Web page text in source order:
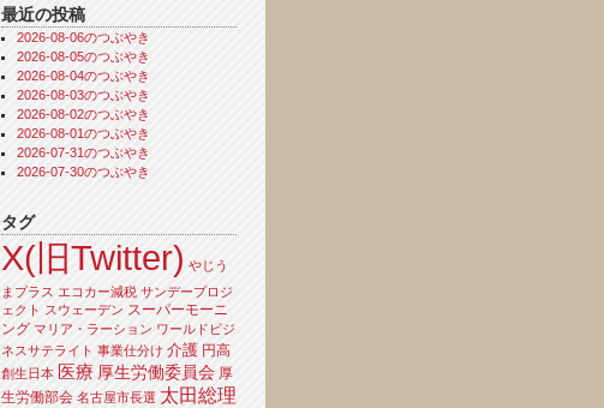
最近の投稿
2026-08-06のつぶやき
2026-08-05のつぶやき
2026-08-04のつぶやき
2026-08-03のつぶやき
2026-08-02のつぶやき
2026-08-01のつぶやき
2026-07-31のつぶやき
2026-07-30のつぶやき
タグ
X(旧Twitter) やじう
まプラス エコカー減税 サンデープロジ
ェクト スウェーデン スーパーモーニ
ング マリア・ラーション ワールドビジ
ネスサテライト 事業仕分け 介護 円高
創生日本 医療 厚生労働委員会 厚
生労働部会 名古屋市長選 太田総理